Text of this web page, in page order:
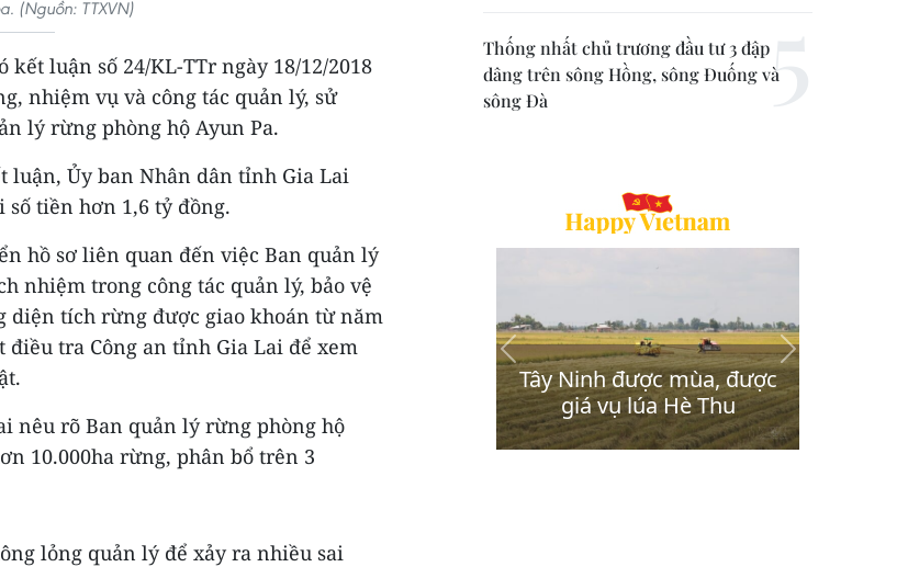
(Nguồn: TTXVN)
luận số 24/KL-TTr ngày 18/12/2018
nhiệm vụ và công tác quản lý, sử
lý rừng phòng hộ Ayun Pa.
luận, Ủy ban Nhân dân tỉnh Gia Lai
tiền hơn 1,6 tỷ đồng.
hồ sơ liên quan đến việc Ban quản lý
nhiệm trong công tác quản lý, bảo vệ
diện tích rừng được giao khoán từ năm
điều tra Công an tỉnh Gia Lai để xem
nêu rõ Ban quản lý rừng phòng hộ
10.000ha rừng, phân bổ trên 3
lỏng quản lý để xảy ra nhiều sai
Thống nhất chủ trương đầu tư 3 đập
dâng trên sông Hồng, sông Đuống và
sông Đà